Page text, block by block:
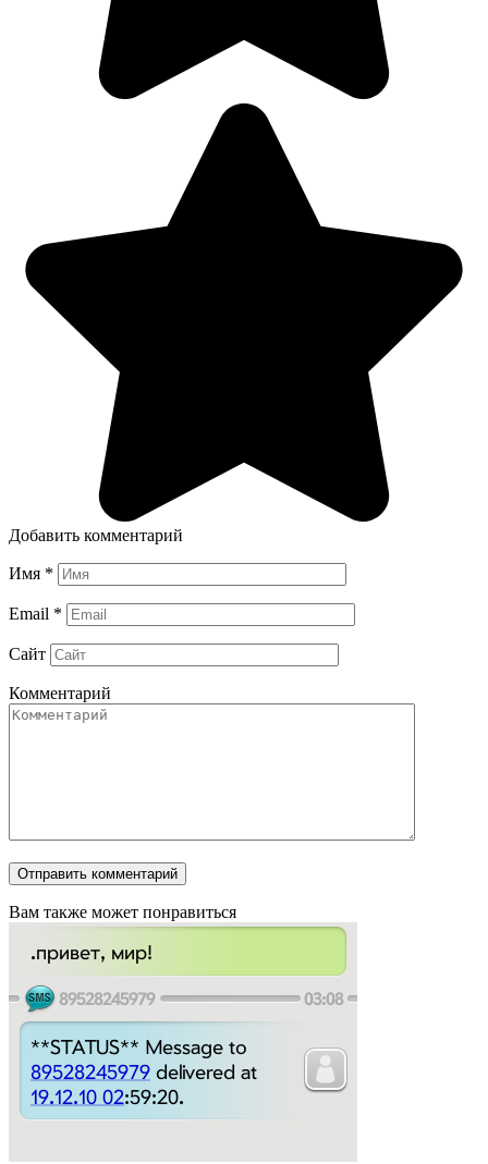
Добавить комментарий
Имя *
Email *
Сайт
Комментарий
Вам также может понравиться